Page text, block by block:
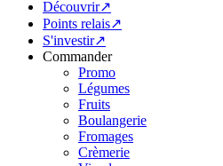
Découvrir↗
Points relais↗
S'investir↗
Commander
Promo
Légumes
Fruits
Boulangerie
Fromages
Crèmerie